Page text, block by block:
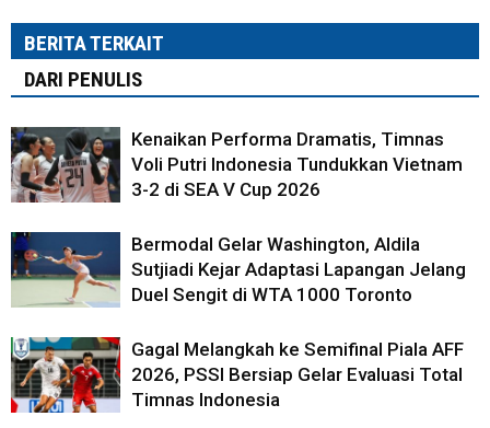
BERITA TERKAIT
DARI PENULIS
Kenaikan Performa Dramatis, Timnas
Voli Putri Indonesia Tundukkan Vietnam
3-2 di SEA V Cup 2026
Bermodal Gelar Washington, Aldila
Sutjiadi Kejar Adaptasi Lapangan Jelang
Duel Sengit di WTA 1000 Toronto
Gagal Melangkah ke Semifinal Piala AFF
2026, PSSI Bersiap Gelar Evaluasi Total
Timnas Indonesia